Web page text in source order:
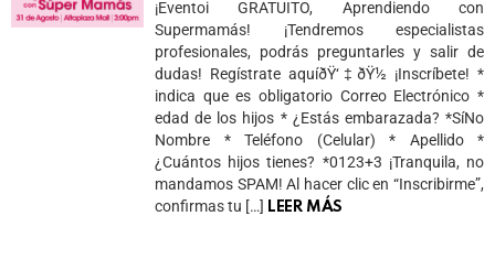
¡Eventoi GRATUITO, Aprendiendo con
Supermamás! ¡Tendremos especialistas
profesionales, podrás preguntarles y salir de
dudas! Regístrate aquíðŸ‘‡ðŸ½ ¡Inscríbete! *
indica que es obligatorio Correo Electrónico *
edad de los hijos * ¿Estás embarazada? *SíNo
Nombre * Teléfono (Celular) * Apellido *
¿Cuántos hijos tienes? *0123+3 ¡Tranquila, no
mandamos SPAM! Al hacer clic en “Inscribirme”,
confirmas tu […] LEER MÁS